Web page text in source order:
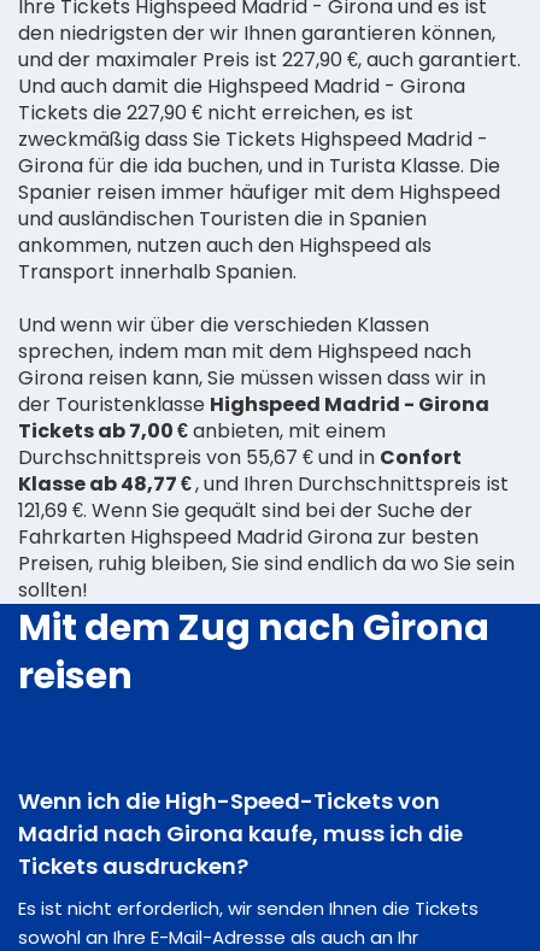
Ihre Tickets Highspeed Madrid - Girona und es ist
den niedrigsten der wir Ihnen garantieren können,
und der maximaler Preis ist 227,90 €, auch garantiert.
Und auch damit die Highspeed Madrid - Girona
Tickets die 227,90 € nicht erreichen, es ist
zweckmäßig dass Sie Tickets Highspeed Madrid -
Girona für die ida buchen, und in Turista Klasse. Die
Spanier reisen immer häufiger mit dem Highspeed
und ausländischen Touristen die in Spanien
ankommen, nutzen auch den Highspeed als
Transport innerhalb Spanien.
Und wenn wir über die verschieden Klassen
sprechen, indem man mit dem Highspeed nach
Girona reisen kann, Sie müssen wissen dass wir in
der Touristenklasse Highspeed Madrid - Girona
Tickets ab 7,00 €anbieten, mit einem
Durchschnittspreis von 55,67 € und in Confort
Klasse ab 48,77 €, und Ihren Durchschnittspreis ist
121,69 €. Wenn Sie gequält sind bei der Suche der
Fahrkarten Highspeed Madrid Girona zur besten
Preisen, ruhig bleiben, Sie sind endlich da wo Sie sein
sollten!
Mit dem Zug nach Girona
reisen
Wenn ich die High-Speed-Tickets von
Madrid nach Girona kaufe, muss ich die
Tickets ausdrucken?
Es ist nicht erforderlich, wir senden Ihnen die Tickets
sowohl an Ihre E-Mail-Adresse als auch an Ihr